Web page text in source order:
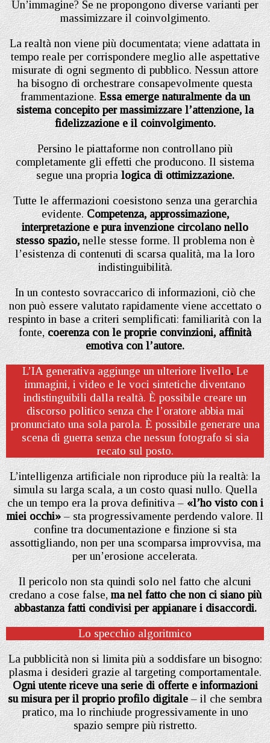
Un’immagine? Se ne propongono diverse varianti per
massimizzare il coinvolgimento.
La realtà non viene più documentata; viene adattata in
tempo reale per corrispondere meglio alle aspettative
misurate di ogni segmento di pubblico. Nessun attore
ha bisogno di orchestrare consapevolmente questa
frammentazione.Essa emerge naturalmente da un
sistema concepito per massimizzare l’attenzione, la
fidelizzazione e il coinvolgimento.
Persino le piattaforme non controllano più
completamente gli effetti che producono. Il sistema
segue una propria logica di ottimizzazione.
Tutte le affermazioni coesistono senza una gerarchia
evidente.Competenza, approssimazione,
interpretazione e pura invenzione circolano nello
stesso spazio,nelle stesse forme. Il problema non è
l’esistenza di contenuti di scarsa qualità, ma la loro
indistinguibilità.
In un contesto sovraccarico di informazioni, ciò che
non può essere valutato rapidamente viene accettato o
respinto in base a criteri semplificati: familiarità con la
fonte,coerenza con le proprie convinzioni, affinità
emotiva con l’autore.
L’IA generativa aggiunge un ulteriore livello.Le
immagini, i video e le voci sintetiche diventano
indistinguibili dalla realtà. È possibile creare un
discorso politico senza che l’oratore abbia mai
pronunciato una sola parola. È possibile generare una
scena di guerra senza che nessun fotografo si sia
recato sul posto.
L’intelligenza artificiale non riproduce più la realtà: la
simula su larga scala, a un costo quasi nullo. Quella
che un tempo era la prova definitiva –«l’ho visto con i
miei occhi»– sta progressivamente perdendo valore. Il
confine tra documentazione e finzione si sta
assottigliando, non per una scomparsa improvvisa, ma
per un’erosione accelerata.
Il pericolo non sta quindi solo nel fatto che alcuni
credano a cose false,ma nel fatto che non ci siano più
abbastanza fatti condivisi per appianare i disaccordi.
Lo specchio algoritmico
La pubblicità non si limita più a soddisfare un bisogno:
plasma i desideri grazie al targeting comportamentale.
Ogni utente riceve una serie di offerte e informazioni
su misura per il proprio profilo digitale– il che sembra
pratico, ma lo rinchiude progressivamente in uno
spazio sempre più ristretto.